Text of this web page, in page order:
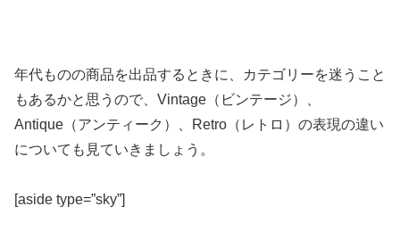
年代ものの商品を出品するときに、カテゴリーを迷うこと
もあるかと思うので、Vintage（ビンテージ）、
Antique（アンティーク）、Retro（レトロ）の表現の違い
についても見ていきましょう。
[aside type=”sky”]